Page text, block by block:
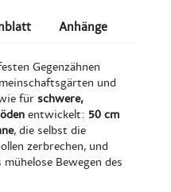
Anhänge
Gegenzähnen
und
für schwere,
entwickelt: 50 cm
, die selbst die
zerbrechen, und
mühelose Bewegen des